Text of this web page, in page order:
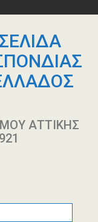
ΑΤΤΙΚΗΣ